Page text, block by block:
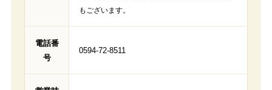
もございます。
電話番
号
0594-72-8511